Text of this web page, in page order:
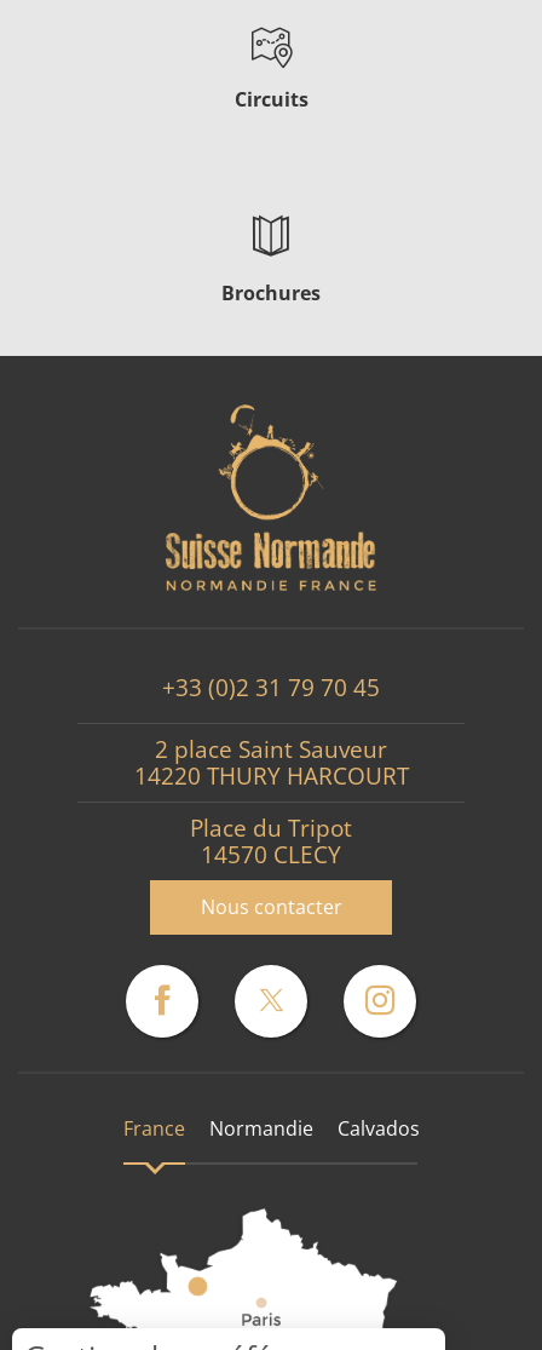
Circuits
Brochures
+33 (0)2 31 79 70 45
2 place Saint Sauveur
14220 THURY HARCOURT
Place du Tripot
14570 CLECY
Nous contacter
France Normandie Calvados